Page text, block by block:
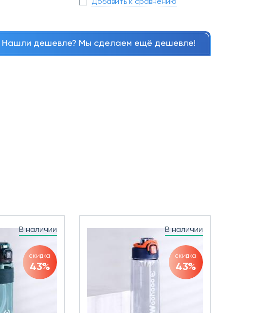
Добавить к сравнению
Нашли дешевле? Мы сделаем ещё дешевле!
В наличии
скидка
43%
В наличии
скидка
43%